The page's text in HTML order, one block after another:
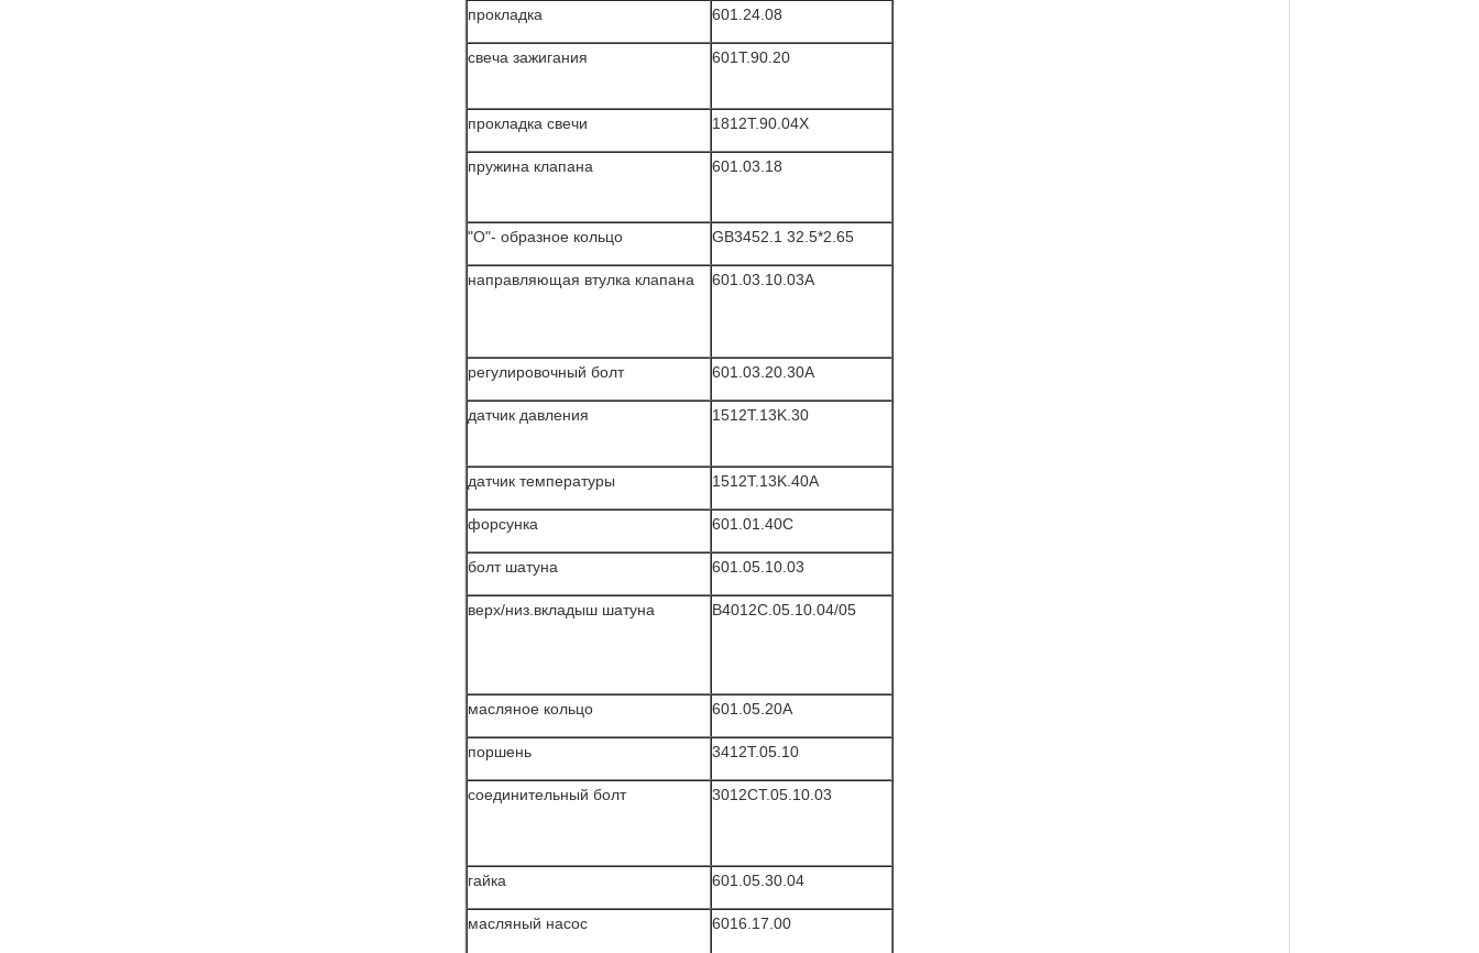
прокладка 601.24.08
свеча зажигания 601T.90.20
прокладка свечи 1812T.90.04X
пружина клапана 601.03.18
"О"- образное кольцо GB3452.1 32.5*2.65
направляющая втулка клапана 601.03.10.03A
регулировочный болт 601.03.20.30A
датчик давления 1512T.13K.30
датчик температуры 1512T.13K.40A
форсунка 601.01.40C
болт шатуна 601.05.10.03
верх/низ.вкладыш шатуна B4012C.05.10.04/05
масляное кольцо 601.05.20A
поршень 3412T.05.10
соединительный болт 3012CT.05.10.03
гайка 601.05.30.04
масляный насос 6016.17.00